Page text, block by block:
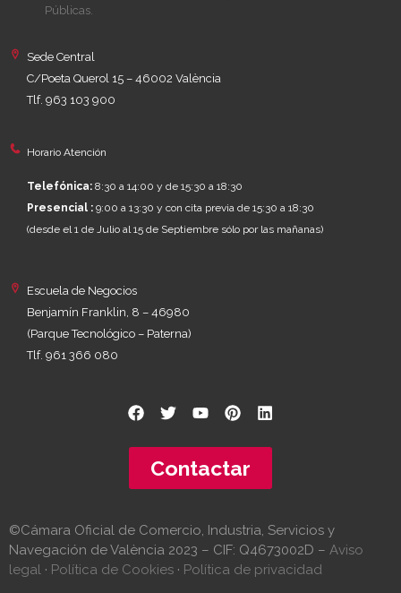
Públicas.
Sede Central
C/Poeta Querol 15 – 46002 València
Tlf. 963 103 900
Horario Atención
Telefónica: 8:30 a 14:00 y de 15:30 a 18:30
Presencial : 9:00 a 13:30 y con cita previa de 15:30 a 18:30
(desde el 1 de Julio al 15 de Septiembre sólo por las mañanas)
Escuela de Negocios
Benjamín Franklin, 8 – 46980
(Parque Tecnológico – Paterna)
Tlf. 961 366 080
Contactar
©Cámara Oficial de Comercio, Industria, Servicios y
Navegación de València 2023 – CIF: Q4673002D – Aviso
legal · Política de Cookies · Política de privacidad